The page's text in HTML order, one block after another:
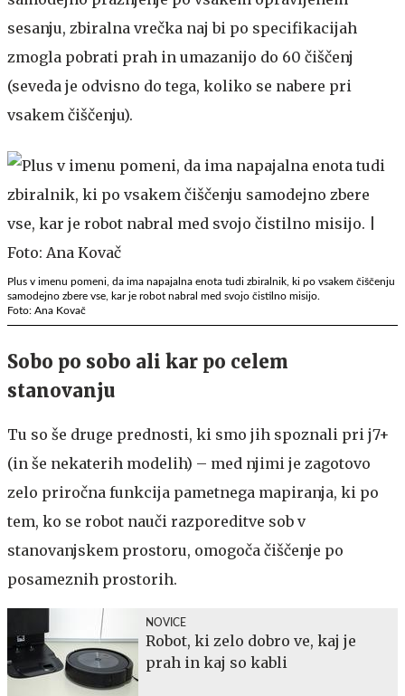
sesanju, zbiralna vrečka naj bi po specifikacijah
zmogla pobrati prah in umazanijo do 60 čiščenj
(seveda je odvisno do tega, koliko se nabere pri
vsakem čiščenju).
Plus v imenu pomeni, da ima napajalna enota tudi zbiralnik, ki po vsakem čiščenju
samodejno zbere vse, kar je robot nabral med svojo čistilno misijo.
Foto: Ana Kovač
Sobo po sobo ali kar po celem
stanovanju
Tu so še druge prednosti, ki smo jih spoznali pri j7+
(in še nekaterih modelih) – med njimi je zagotovo
zelo priročna funkcija pametnega mapiranja, ki po
tem, ko se robot nauči razporeditve sob v
stanovanjskem prostoru, omogoča čiščenje po
posameznih prostorih.
NOVICE
Robot, ki zelo dobro ve, kaj je
prah in kaj so kabli